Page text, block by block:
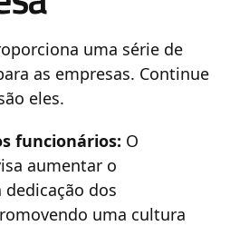
uma série de
as empresas. Continue
eles.
funcionários: O
aumentar o
dos
uma cultura